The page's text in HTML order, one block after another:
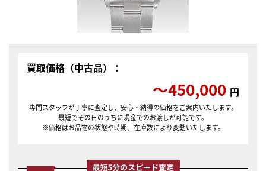
買取価格（中古品）：
〜450,000 円
専門スタッフが丁寧に査定し、安心・納得の価格をご案内いたします。
最短でその日のうちに現金でのお渡しが可能です。
※価格はお品物の状態や時期、在庫数により変動いたします。